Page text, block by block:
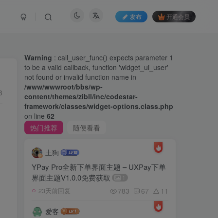
发布 开通会员
Warning : call_user_func() expects parameter 1
to be a valid callback, function 'widget_ui_user'
not found or invalid function name in
/www/wwwroot/bbs/wp-
content/themes/zibll/inc/codestar-
framework/classes/widget-options.class.php
on line 62
热门推荐
随便看看
土狗
YPay Pro全新下单界面主题 – UXPay下单
界面主题V1.0.0免费获取
1
23天前回复 783 67 11
爱客